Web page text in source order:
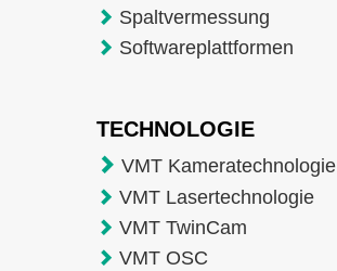
Spaltvermessung
Softwareplattformen
TECHNOLOGIE
VMT Kameratechnologie
VMT Lasertechnologie
VMT TwinCam
VMT OSC